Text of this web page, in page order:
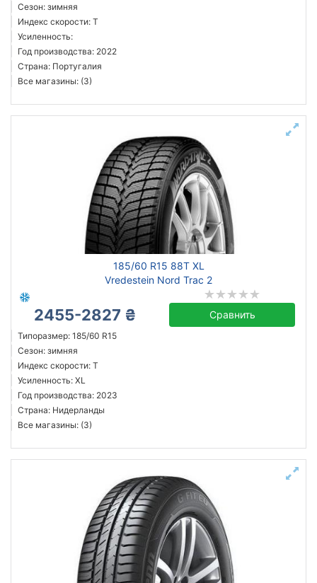
Сезон: зимняя
Индекс скорости: T
Усиленность:
Год производства: 2022
Страна: Португалия
Все магазины: (3)
185/60 R15 88T XL
Vredestein Nord Trac 2
2455-2827 ₴ Сравнить
Типоразмер: 185/60 R15
Сезон: зимняя
Индекс скорости: T
Усиленность: XL
Год производства: 2023
Страна: Нидерланды
Все магазины: (3)